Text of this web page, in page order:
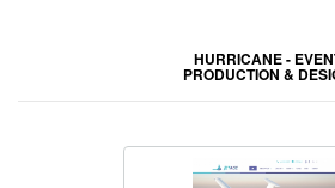
HURRICANE -
PRODUCTION &